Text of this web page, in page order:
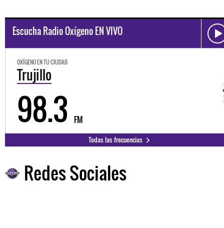
Escucha Radio Oxígeno EN VIVO
OXÍGENO EN TU CIUDAD
Trujillo
98.3 FM
Todas las frecuencias
Redes Sociales